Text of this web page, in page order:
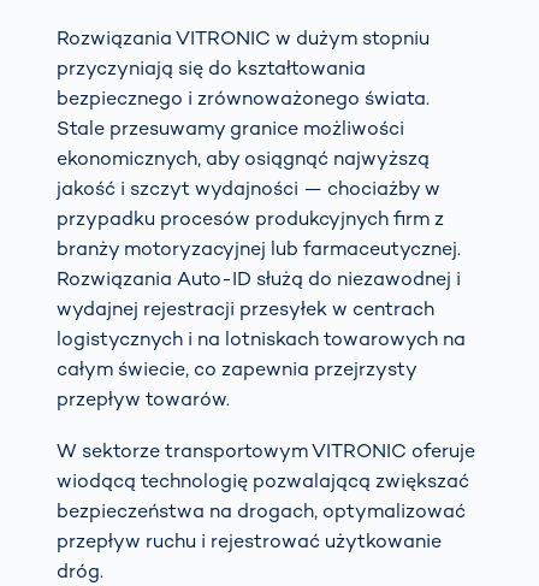
Rozwiązania VITRONIC w dużym stopniu
przyczyniają się do kształtowania
bezpiecznego i zrównoważonego świata.
Stale przesuwamy granice możliwości
ekonomicznych, aby osiągnąć najwyższą
jakość i szczyt wydajności — chociażby w
przypadku procesów produkcyjnych firm z
branży motoryzacyjnej lub farmaceutycznej.
Rozwiązania Auto-ID służą do niezawodnej i
wydajnej rejestracji przesyłek w centrach
logistycznych i na lotniskach towarowych na
całym świecie, co zapewnia przejrzysty
przepływ towarów.
W sektorze transportowym VITRONIC oferuje
wiodącą technologię pozwalającą zwiększać
bezpieczeństwa na drogach, optymalizować
przepływ ruchu i rejestrować użytkowanie
dróg.